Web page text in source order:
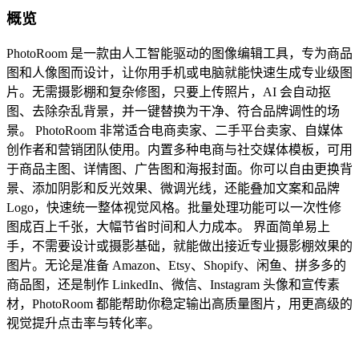
概览
PhotoRoom 是一款由人工智能驱动的图像编辑工具，专为商品
图和人像图而设计，让你用手机或电脑就能快速生成专业级图
片。无需摄影棚和复杂修图，只要上传照片，AI 会自动抠
图、去除杂乱背景，并一键替换为干净、符合品牌调性的场
景。 PhotoRoom 非常适合电商卖家、二手平台卖家、自媒体
创作者和营销团队使用。内置多种电商与社交媒体模板，可用
于商品主图、详情图、广告图和海报封面。你可以自由更换背
景、添加阴影和反光效果、微调光线，还能叠加文案和品牌
Logo，快速统一整体视觉风格。批量处理功能可以一次性修
图成百上千张，大幅节省时间和人力成本。 界面简单易上
手，不需要设计或摄影基础，就能做出接近专业摄影棚效果的
图片。无论是准备 Amazon、Etsy、Shopify、闲鱼、拼多多的
商品图，还是制作 LinkedIn、微信、Instagram 头像和宣传素
材，PhotoRoom 都能帮助你稳定输出高质量图片，用更高级的
视觉提升点击率与转化率。